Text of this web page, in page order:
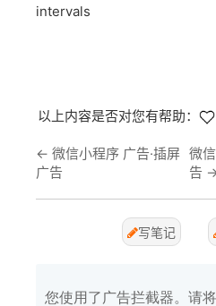
intervals
以上内容是否对您有帮助：
← 微信小程序 广告·插屏
广告
微
告
写笔记
您使用了广告拦截器。请